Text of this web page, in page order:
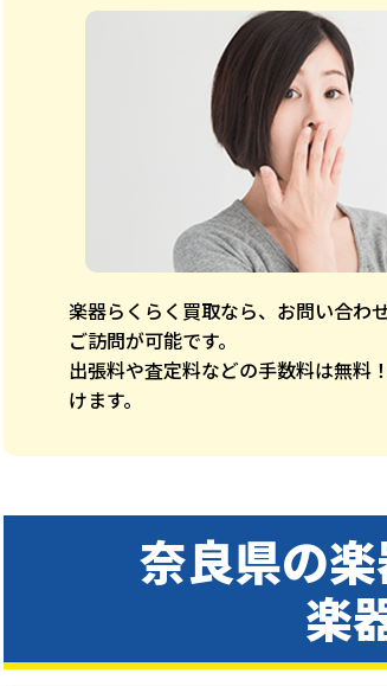
楽器らくらく買取なら、お問い合わ
ご訪問が可能です。
出張料や査定料などの手数料は無料
けます。
奈良県の
楽